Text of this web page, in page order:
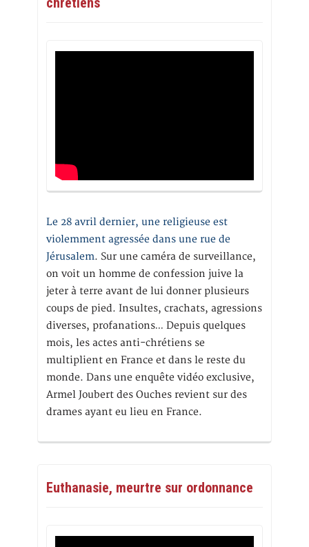
Le 28 avril dernier, une religieuse est
violemment agressée dans une rue de
Jérusalem. Sur une caméra de surveillance,
on voit un homme de confession juive la
jeter à terre avant de lui donner plusieurs
coups de pied. Insultes, crachats, agressions
diverses, profanations… Depuis quelques
mois, les actes anti-chrétiens se
multiplient en France et dans le reste du
monde. Dans une enquête vidéo exclusive,
Armel Joubert des Ouches revient sur des
drames ayant eu lieu en France.
Euthanasie, meurtre sur ordonnance